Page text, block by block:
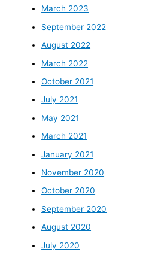
March 2023
September 2022
August 2022
March 2022
October 2021
July 2021
May 2021
March 2021
January 2021
November 2020
October 2020
September 2020
August 2020
July 2020